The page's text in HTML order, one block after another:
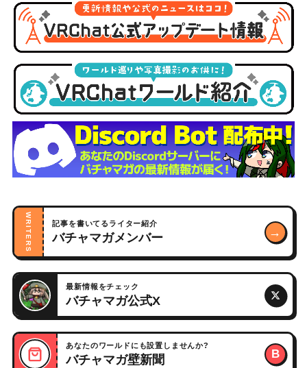
WRITERS 記事を書いてるライター紹介
バチャマガメンバー →
最新情報をチェック
バチャマガ公式X
あなたのワールドにも設置しませんか?
バチャマガ壁新聞 B